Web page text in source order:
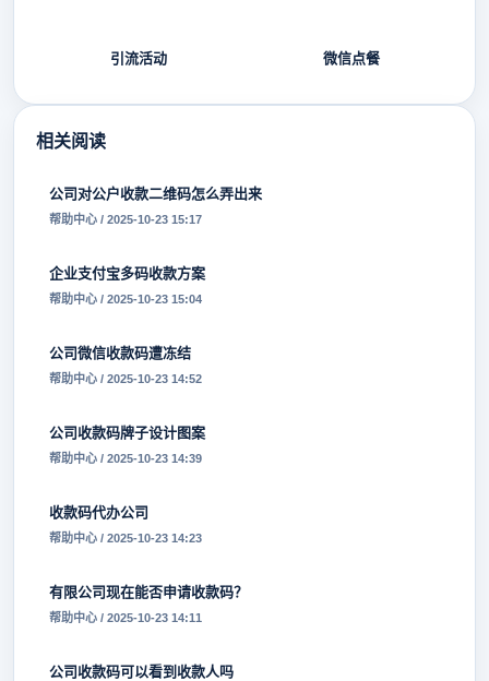
引流活动 微信点餐
相关阅读
公司对公户收款二维码怎么弄出来
帮助中心 / 2025-10-23 15:17
企业支付宝多码收款方案
帮助中心 / 2025-10-23 15:04
公司微信收款码遭冻结
帮助中心 / 2025-10-23 14:52
公司收款码牌子设计图案
帮助中心 / 2025-10-23 14:39
收款码代办公司
帮助中心 / 2025-10-23 14:23
有限公司现在能否申请收款码？
帮助中心 / 2025-10-23 14:11
公司收款码可以看到收款人吗